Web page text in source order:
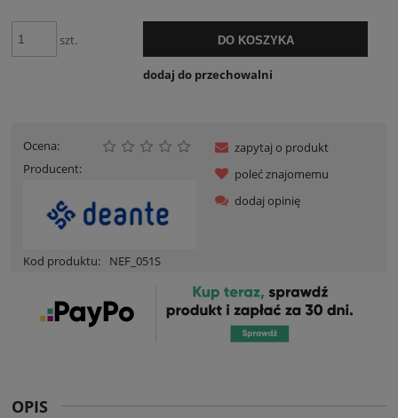
szt. DO KOSZYKA
dodaj do przechowalni
Ocena:
Producent:
Kod produktu: NEF_051S
zapytaj o produkt
poleć znajomemu
dodaj opinię
OPIS